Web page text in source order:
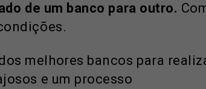
de um banco para outro.
melhores bancos para
e um processo